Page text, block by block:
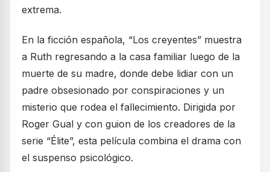
extrema.
En la ficción española, “Los creyentes” muestra
a Ruth regresando a la casa familiar luego de la
muerte de su madre, donde debe lidiar con un
padre obsesionado por conspiraciones y un
misterio que rodea el fallecimiento. Dirigida por
Roger Gual y con guion de los creadores de la
serie “Élite”, esta película combina el drama con
el suspenso psicológico.